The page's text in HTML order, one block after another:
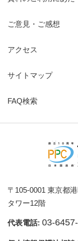
ご意見・ご感想
アクセス
サイトマップ
FAQ検索
〒105-0001 東京都
タワー12階
代表電話: 03-